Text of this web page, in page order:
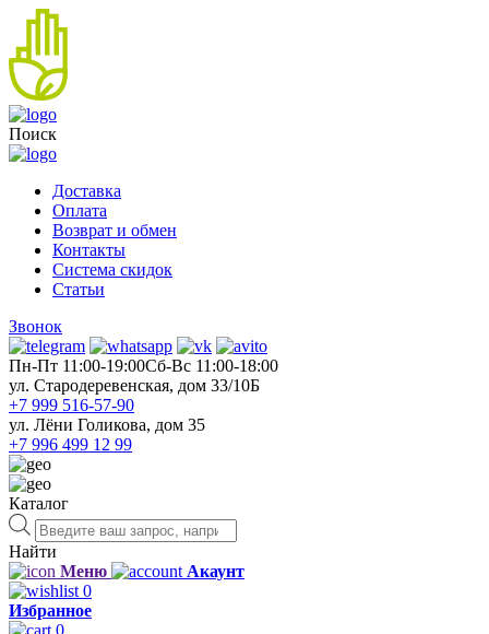
Поиск
Доставка
Оплата
Возврат и обмен
Контакты
Система скидок
Статьи
Звонок
Пн-Пт 11:00-19:00Cб-Вс 11:00-18:00
ул. Стародеревенская, дом 33/10Б
+7 999 516-57-90
ул. Лёни Голикова, дом 35
+7 996 499 12 99
Каталог
Поиск
товаров
Найти
Меню
Акаунт
0
Избранное
0